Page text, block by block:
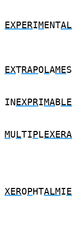
EXPERI M ENTAL
EXTRAPO LAMES
IN EXPRI MAB LE
MU LTI P L EXERA
XERO P HTALMI E